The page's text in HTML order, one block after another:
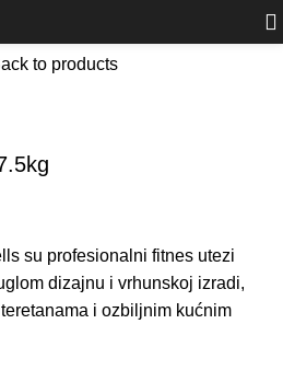
to products
su profesionalni fitnes utezi
dizajnu i vrhunskoj izradi,
i ozbiljnim kućnim